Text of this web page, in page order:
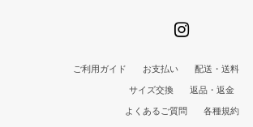
ご利用ガイド お支払い 配送・送料
サイズ交換
返品・返金
よくあるご質問
各種規約